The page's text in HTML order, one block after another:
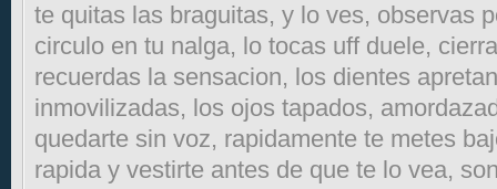
te quitas las braguitas, y lo ves, observas
circulo en tu nalga, lo tocas uff duele,
recuerdas la sensacion, los dientes
inmovilizadas, los ojos tapados,
quedarte sin voz, rapidamente te metes
rapida y vestirte antes de que te lo vea,